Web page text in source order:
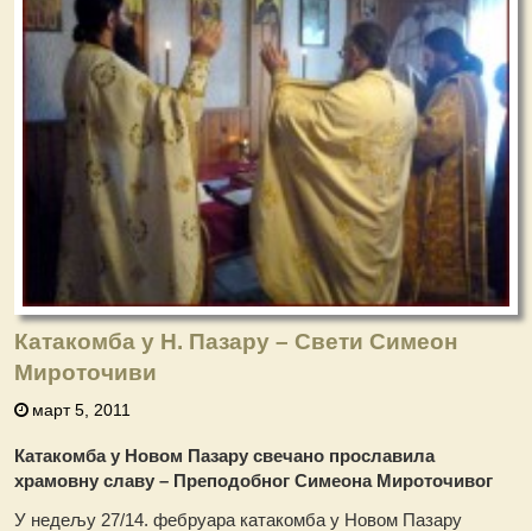
Катакомба у Н. Пазару – Свети Симеон
Мироточиви
март 5, 2011
Катакомба у Новом Пазару свечано прославила
храмовну славу – Преподобног Симеона Мироточивог
У недељу 27/14. фебруара катакомба у Новом Пазару